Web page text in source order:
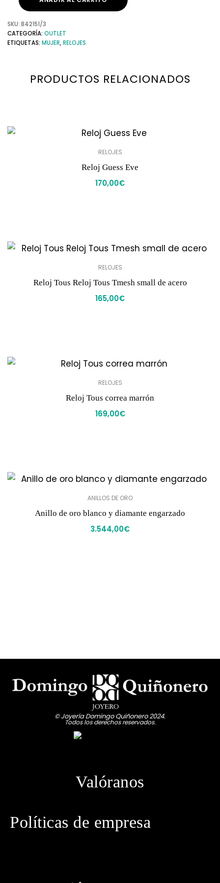
SKU: B42151/3
CATEGORÍA: OUTLET
ETIQUETAS: MUJER,RELOJES
PRODUCTOS RELACIONADOS
RELOJES
Reloj Guess Eve
170,00€
RELOJES
Reloj Tous Reloj Tous Tmesh small de acero
165,00€
RELOJES
Reloj Tous correa marrón
169,00€
ANILLOS DE ORO
Anillo de oro blanco y diamante engarzado
3.544,00€
© Joyería Domingo Quiñonero 2024.
Todos los derechos reservados.
Valóranos
Políticas de empresa